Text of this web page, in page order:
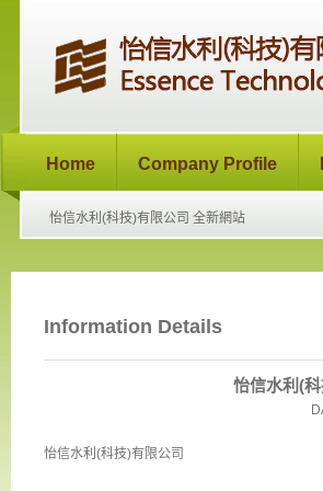
Home Company Profile
怡信水利(科技)有限公司 全新網站
Information Details
怡信水利(
怡信水利(科技)有限公司